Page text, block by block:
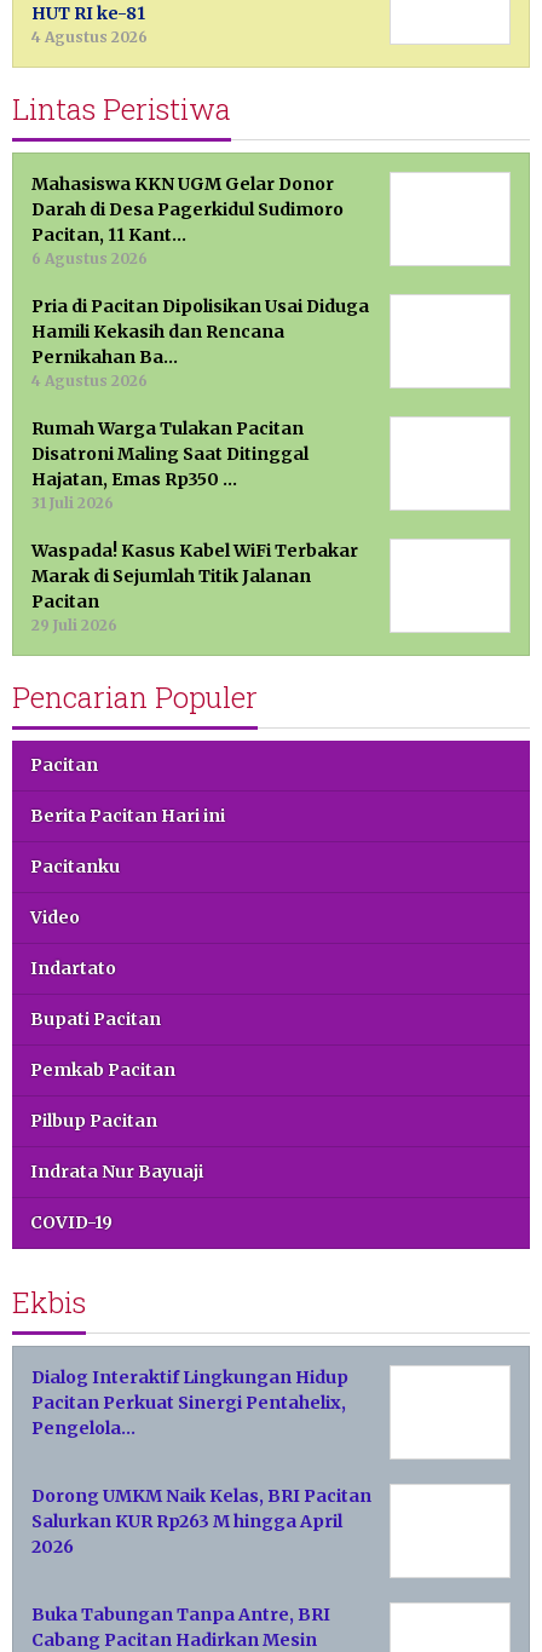
HUT RI ke-81
4 Agustus 2026
Lintas Peristiwa
Mahasiswa KKN UGM Gelar Donor
Darah di Desa Pagerkidul Sudimoro
Pacitan, 11 Kant…
6 Agustus 2026
Pria di Pacitan Dipolisikan Usai Diduga
Hamili Kekasih dan Rencana
Pernikahan Ba…
4 Agustus 2026
Rumah Warga Tulakan Pacitan
Disatroni Maling Saat Ditinggal
Hajatan, Emas Rp350 …
31 Juli 2026
Waspada! Kasus Kabel WiFi Terbakar
Marak di Sejumlah Titik Jalanan
Pacitan
29 Juli 2026
Pencarian Populer
Pacitan
Berita Pacitan Hari ini
Pacitanku
Video
Indartato
Bupati Pacitan
Pemkab Pacitan
Pilbup Pacitan
Indrata Nur Bayuaji
COVID-19
Ekbis
Dialog Interaktif Lingkungan Hidup
Pacitan Perkuat Sinergi Pentahelix,
Pengelola…
Dorong UMKM Naik Kelas, BRI Pacitan
Salurkan KUR Rp263 M hingga April
2026
Buka Tabungan Tanpa Antre, BRI
Cabang Pacitan Hadirkan Mesin